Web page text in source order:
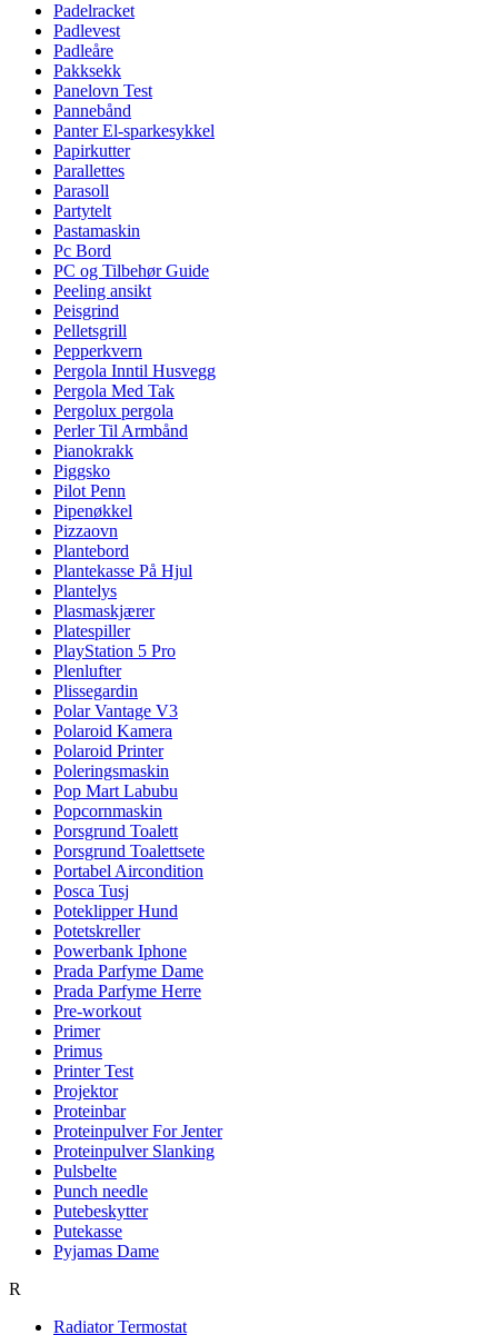
Padelracket
Padlevest
Padleåre
Pakksekk
Panelovn Test
Pannebånd
Panter El-sparkesykkel
Papirkutter
Parallettes
Parasoll
Partytelt
Pastamaskin
Pc Bord
PC og Tilbehør Guide
Peeling ansikt
Peisgrind
Pelletsgrill
Pepperkvern
Pergola Inntil Husvegg
Pergola Med Tak
Pergolux pergola
Perler Til Armbånd
Pianokrakk
Piggsko
Pilot Penn
Pipenøkkel
Pizzaovn
Plantebord
Plantekasse På Hjul
Plantelys
Plasmaskjærer
Platespiller
PlayStation 5 Pro
Plenlufter
Plissegardin
Polar Vantage V3
Polaroid Kamera
Polaroid Printer
Poleringsmaskin
Pop Mart Labubu
Popcornmaskin
Porsgrund Toalett
Porsgrund Toalettsete
Portabel Aircondition
Posca Tusj
Poteklipper Hund
Potetskreller
Powerbank Iphone
Prada Parfyme Dame
Prada Parfyme Herre
Pre-workout
Primer
Primus
Printer Test
Projektor
Proteinbar
Proteinpulver For Jenter
Proteinpulver Slanking
Pulsbelte
Punch needle
Putebeskytter
Putekasse
Pyjamas Dame
R
Radiator Termostat